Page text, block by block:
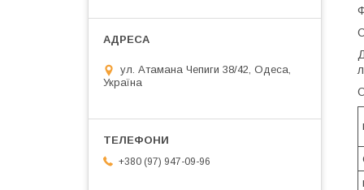
ул. Атамана Чепиги 38/42, Одеса,
Україна
+380 (97) 947-09-96